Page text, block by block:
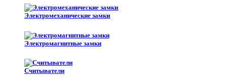
Электромеханические замки
Электромагнитные замки
Считыватели